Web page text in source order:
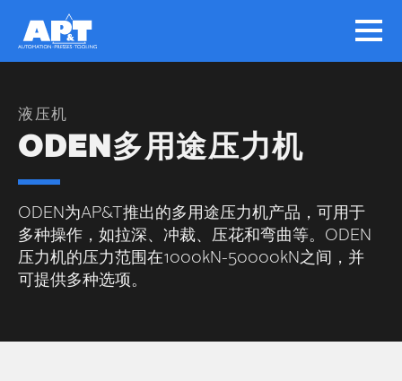
液压机
ODEN多用途压力机
ODEN为AP&T推出的多用途压力机产品，可用于
多种操作，如拉深、冲裁、压花和弯曲等。ODEN
压力机的压力范围在1000kN-50000kN之间，并
可提供多种选项。